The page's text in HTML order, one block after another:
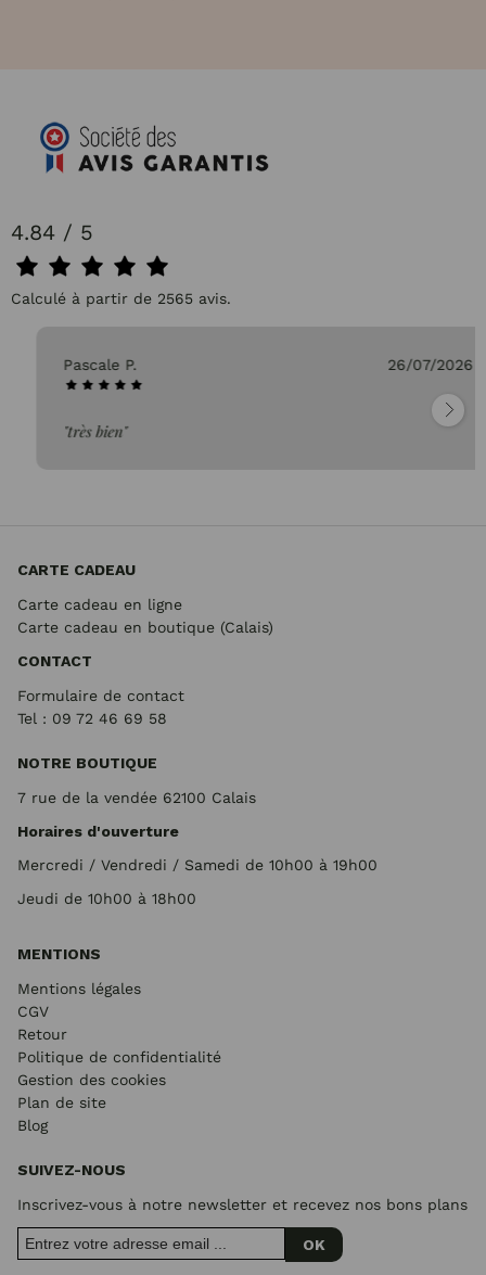
4.84 / 5
Calculé à partir de 2565 avis.
Pascale P. 26/07/2026
"très bien"
CARTE CADEAU
Carte cadeau en ligne
Carte cadeau en boutique (Calais)
CONTACT
Formulaire de contact
Tel : 09 72 46 69 58
NOTRE BOUTIQUE
7 rue de la vendée 62100 Calais
Horaires d'ouverture
Mercredi / Vendredi / Samedi de 10h00 à 19h00
Jeudi de 10h00 à 18h00
MENTIONS
Mentions légales
CGV
Retour
Politique de confidentialité
Gestion des cookies
Plan de site
Blog
SUIVEZ-NOUS
Inscrivez-vous à notre newsletter et recevez nos bons plans
OK